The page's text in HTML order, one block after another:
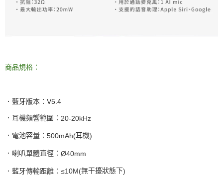
商品規格：
．藍牙版本： V5.4
．耳機頻響範圍： 20-20kHz
．電池容量： 500mAh(耳機)
．喇叭單體直徑： Ø40mm
．藍牙傳輸距離： ≤10M(無干擾狀態下)